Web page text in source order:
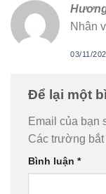
Nhân
03/11/
Để lại một
Email của bạn
Các trường
Bình luận *